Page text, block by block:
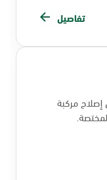
تفاصيل
مركبة